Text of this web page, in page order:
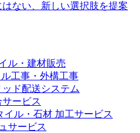
ない、新しい選択肢を提案
ル・建材販売
ル工事・外構工事
ド配送システム
ービス
イル・石材 加工サービス
サービス